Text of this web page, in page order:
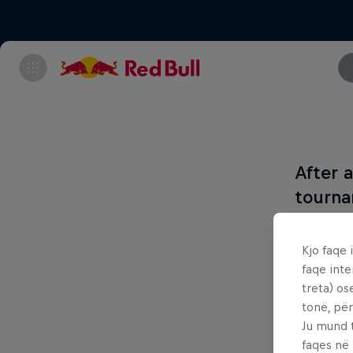
After
Red
some
With
Kjo faqe
faqe
treta)
tonë,
Ju
faqes